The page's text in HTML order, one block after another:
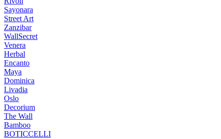
Sayonara
Street Art
Zanzibar
WallSecret
Venera
Herbal
Encanto
Maya
Dominica
Livadia
Oslo
Decorium
The Wall
Bamboo
BOTICCELLI